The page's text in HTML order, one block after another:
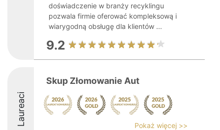
doświadczenie w branży recyklingu
pozwala firmie oferować kompleksową i
wiarygodną obsługę dla klientów ...
9.2
Laureaci
Skup Złomowanie Aut
Pokaż więcej >>